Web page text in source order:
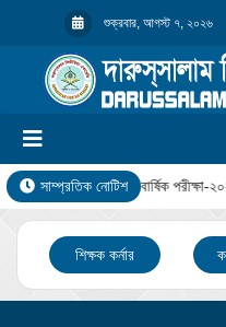
শুক্রবার, আগস্ট ৭, ২০২৬
সাম্প্রতিক নোটিশ বার্ষিক পরীক্ষা-
শিক্ষক কর্নার